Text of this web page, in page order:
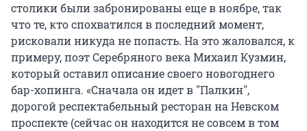
столики были забронированы еще в ноябре, так
что те, кто спохватился в последний момент,
рисковали никуда не попасть. На это жаловался, к
примеру, поэт Серебряного века Михаил Кузмин,
который оставил описание своего новогоднего
бар-хопинга. «Сначала он идет в "Палкин",
дорогой респектабельный ресторан на Невском
проспекте (сейчас он находится не совсем в том